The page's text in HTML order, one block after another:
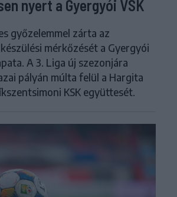
nyert a Gyergyói VSK
győzelemmel zárta az
mérkőzését a Gyergyói
A 3. Liga új szezonjára
pályán múlta felül a Hargita
KSK együttesét.